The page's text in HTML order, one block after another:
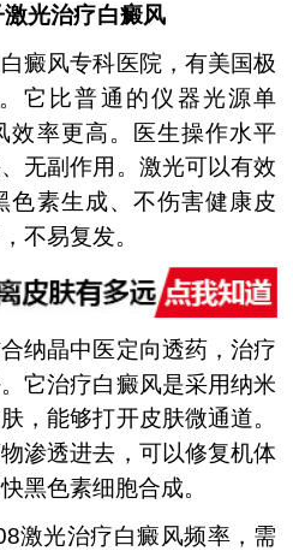
光治疗白癜风
风专科医院，有美国极
它比普通的仪器光源单
效率更高。医生操作水平
无副作用。激光可以有效
色素生成、不伤害健康皮
不易复发。
晶中医定向透药，治疗
它治疗白癜风是采用纳米
，能够打开皮肤微通道。
渗透进去，可以修复机体
黑色素细胞合成。
激光治疗白癜风频率，需